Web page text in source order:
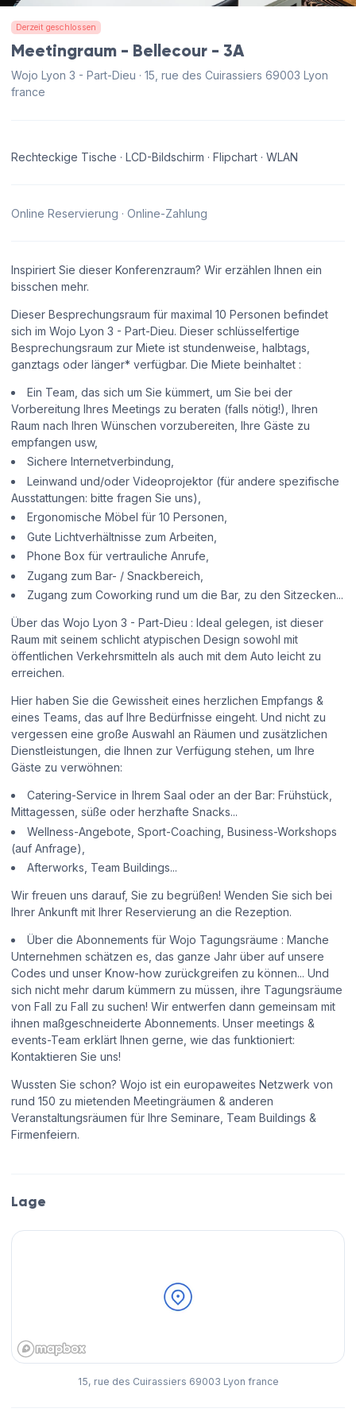
Derzeit geschlossen
Meetingraum - Bellecour - 3A
Wojo Lyon 3 - Part-Dieu · 15, rue des Cuirassiers 69003 Lyon
france
Rechteckige Tische · LCD-Bildschirm · Flipchart · WLAN
Online Reservierung · Online-Zahlung
Inspiriert Sie dieser Konferenzraum? Wir erzählen Ihnen ein
bisschen mehr.
Dieser Besprechungsraum für maximal 10 Personen befindet
sich im Wojo Lyon 3 - Part-Dieu. Dieser schlüsselfertige
Besprechungsraum zur Miete ist stundenweise, halbtags,
ganztags oder länger* verfügbar. Die Miete beinhaltet :
Ein Team, das sich um Sie kümmert, um Sie bei der
Vorbereitung Ihres Meetings zu beraten (falls nötig!), Ihren
Raum nach Ihren Wünschen vorzubereiten, Ihre Gäste zu
empfangen usw,
Sichere Internetverbindung,
Leinwand und/oder Videoprojektor (für andere spezifische
Ausstattungen: bitte fragen Sie uns),
Ergonomische Möbel für 10 Personen,
Gute Lichtverhältnisse zum Arbeiten,
Phone Box für vertrauliche Anrufe,
Zugang zum Bar- / Snackbereich,
Zugang zum Coworking rund um die Bar, zu den Sitzecken...
Über das Wojo Lyon 3 - Part-Dieu : Ideal gelegen, ist dieser
Raum mit seinem schlicht atypischen Design sowohl mit
öffentlichen Verkehrsmitteln als auch mit dem Auto leicht zu
erreichen.
Hier haben Sie die Gewissheit eines herzlichen Empfangs &
eines Teams, das auf Ihre Bedürfnisse eingeht. Und nicht zu
vergessen eine große Auswahl an Räumen und zusätzlichen
Dienstleistungen, die Ihnen zur Verfügung stehen, um Ihre
Gäste zu verwöhnen:
Catering-Service in Ihrem Saal oder an der Bar: Frühstück,
Mittagessen, süße oder herzhafte Snacks...
Wellness-Angebote, Sport-Coaching, Business-Workshops
(auf Anfrage),
Afterworks, Team Buildings...
Wir freuen uns darauf, Sie zu begrüßen! Wenden Sie sich bei
Ihrer Ankunft mit Ihrer Reservierung an die Rezeption.
Über die Abonnements für Wojo Tagungsräume : Manche
Unternehmen schätzen es, das ganze Jahr über auf unsere
Codes und unser Know-how zurückgreifen zu können... Und
sich nicht mehr darum kümmern zu müssen, ihre Tagungsräume
von Fall zu Fall zu suchen! Wir entwerfen dann gemeinsam mit
ihnen maßgeschneiderte Abonnements. Unser meetings &
events-Team erklärt Ihnen gerne, wie das funktioniert:
Kontaktieren Sie uns!
Wussten Sie schon? Wojo ist ein europaweites Netzwerk von
rund 150 zu mietenden Meetingräumen & anderen
Veranstaltungsräumen für Ihre Seminare, Team Buildings &
Firmenfeiern.
Lage
15, rue des Cuirassiers 69003 Lyon france